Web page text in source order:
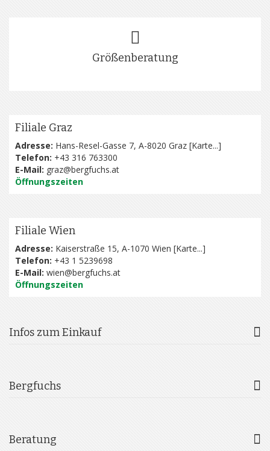
Größenberatung
Filiale Graz
Adresse: Hans-Resel-Gasse 7, A-8020 Graz [Karte...]
Telefon: +43 316 763300
E-Mail: graz@bergfuchs.at
Öffnungszeiten
Filiale Wien
Adresse: Kaiserstraße 15, A-1070 Wien [Karte...]
Telefon: +43 1 5239698
E-Mail: wien@bergfuchs.at
Öffnungszeiten
Infos zum Einkauf
Bergfuchs
Beratung